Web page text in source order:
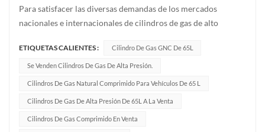
Para satisfacer las diversas demandas de los mercados
nacionales e internacionales de cilindros de gas de alto
de GNC de 65L para vehículo Uso. Gracias a su excelente
fabricación, su rendimiento confiable y su cumplimiento de
los estándare...
ETIQUETAS CALIENTES : Cilindro De Gas GNC De 65L
Se Venden Cilindros De Gas De Alta Presión.
Cilindros De Gas Natural Comprimido Para Vehículos De 65 L
Cilindros De Gas De Alta Presión De 65L A La Venta
Cilindros De Gas Comprimido En Venta